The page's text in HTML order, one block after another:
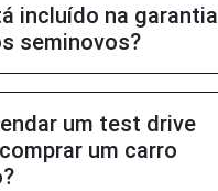
incluído na garantia
seminovos?
um test drive
um carro